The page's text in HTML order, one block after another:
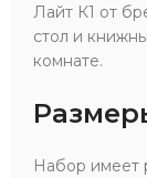
Лайт К1 от
стол и
комнате.
Набор имеет